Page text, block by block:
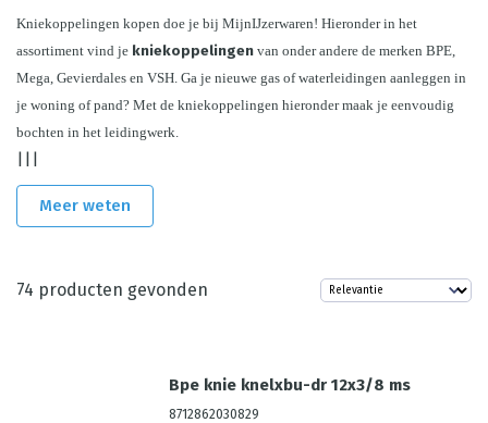
Kniekoppelingen kopen doe je bij MijnIJzerwaren! Hieronder in het
assortiment vind je kniekoppelingen van onder andere de merken BPE,
Mega, Gevierdales en VSH. Ga je nieuwe gas of waterleidingen aanleggen in
je woning of pand? Met de kniekoppelingen hieronder maak je eenvoudig
bochten in het leidingwerk.
|||
Meer weten
74 producten gevonden
Bpe knie knelxbu-dr 12x3/8 ms
8712862030829